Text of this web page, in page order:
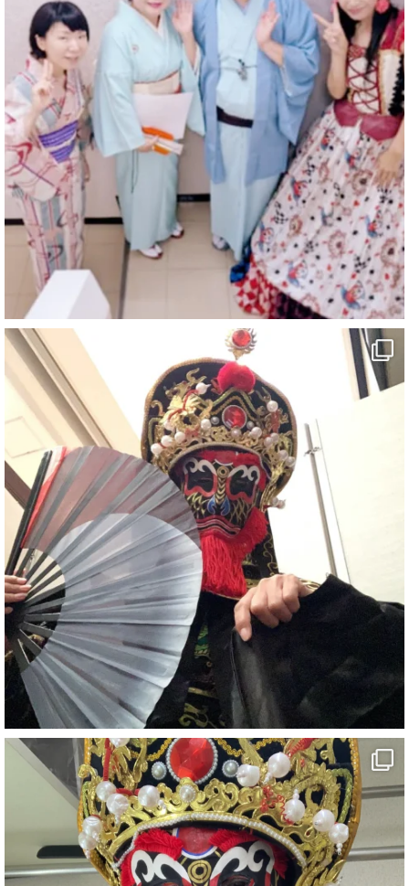
5 X
マジシャン派遣 パッションプリンセス【公式】
@comedy_illusion · 6 Aug
お疲れ様です
ブログ更新しました
「マジシャン和歌山旅 白浜町・三段壁」
#企業公式がお疲れ様を言い合う
#旅行好きな人と繋がりたい
#一人旅
#女性マジシャン
#出張マジック
#マジシャン派遣
#イリュージョン
#和歌山県
#白浜町
#変面ショー
#イベント
#宴会
#余興
1 5 X
さらに読み込む